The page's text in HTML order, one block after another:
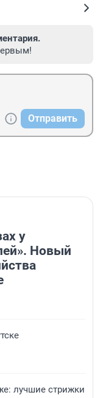
Отправить
у
Новый
лучшие стрижки